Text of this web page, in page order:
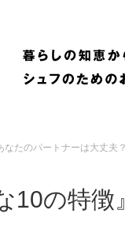
食材辞典
たのパートナーは大丈夫？
10の特徴